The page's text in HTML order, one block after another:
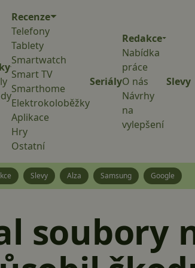
Recenze
Telefony
Tablety
Smartwatch
Smart TV
Smarthome
Elektrokoloběžky
Aplikace
Hry
Ostatní
Seriály
Redakce
Nabídka
práce
O nás
Návrhy
na
vylepšení
Slevy
Slevy Alza Samsung Google
soubory